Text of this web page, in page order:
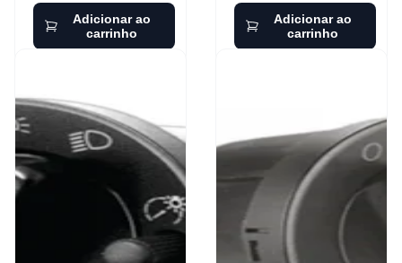
Adicionar ao
carrinho
Adicionar ao
carrinho